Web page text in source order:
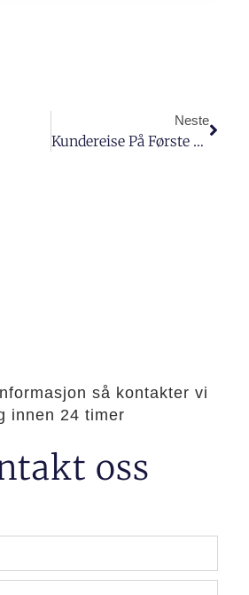
Neste
Kundereise På Første Klasse
så kontakter vi
innen 24 timer
oss